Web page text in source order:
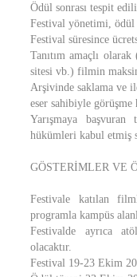
Ödül sonrası tespit
Festival yönetimi,
Festival süresince
Tanıtım amaçlı
sitesi vb.) filmin
Arşivinde saklama ve
eser sahibiyle görüşme
Yarışmaya
hükümleri kabul etmiş
GÖSTERİMLER VE
Festivale katılan
programla kampüs
Festivalde ayrıca
olacaktır.
Festival 19-23 Ekim